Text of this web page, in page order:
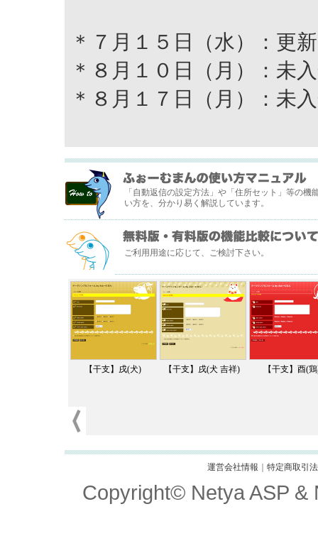
＊７月１５日（水）：更
＊８月１０日（月）：未
＊８月１７日（月）：未
「自動返信の設定方法」や「住所セット」等の機
い方を、分かり易く解説しています。
ご利用用途に応じて、ご検討下さい。
【干支】戌(犬) 【干支】戌(犬 吉祥) 【干支】酉(
運営会社情報 特定商取引
Copyright© Netya ASP &